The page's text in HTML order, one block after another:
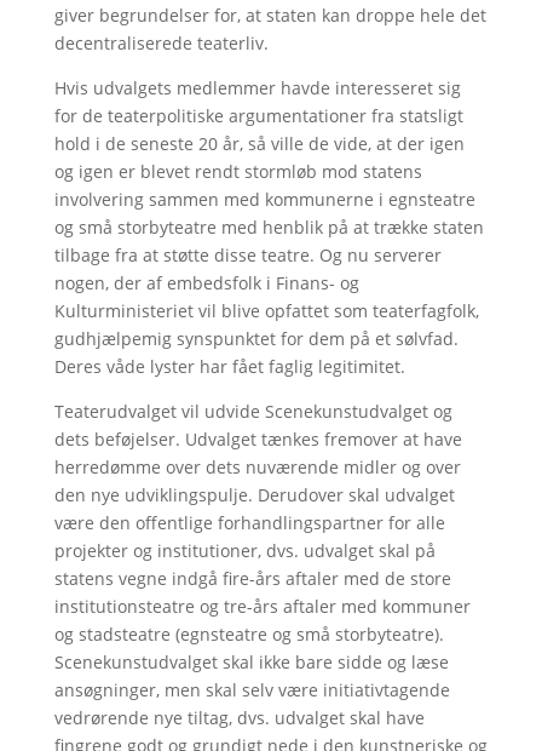
giver begrundelser for, at staten kan droppe hele det
decentraliserede teaterliv.
Hvis udvalgets medlemmer havde interesseret sig
for de teaterpolitiske argumentationer fra statsligt
hold i de seneste 20 år, så ville de vide, at der igen
og igen er blevet rendt stormløb mod statens
involvering sammen med kommunerne i egnsteatre
og små storbyteatre med henblik på at trække staten
tilbage fra at støtte disse teatre. Og nu serverer
nogen, der af embedsfolk i Finans- og
Kulturministeriet vil blive opfattet som teaterfagfolk,
gudhjælpemig synspunktet for dem på et sølvfad.
Deres våde lyster har fået faglig legitimitet.
Teaterudvalget vil udvide Scenekunstudvalget og
dets beføjelser. Udvalget tænkes fremover at have
herredømme over dets nuværende midler og over
den nye udviklingspulje. Derudover skal udvalget
være den offentlige forhandlingspartner for alle
projekter og institutioner, dvs. udvalget skal på
statens vegne indgå fire-års aftaler med de store
institutionsteatre og tre-års aftaler med kommuner
og stadsteatre (egnsteatre og små storbyteatre).
Scenekunstudvalget skal ikke bare sidde og læse
ansøgninger, men skal selv være initiativtagende
vedrørende nye tiltag, dvs. udvalget skal have
fingrene godt og grundigt nede i den kunstneriske og